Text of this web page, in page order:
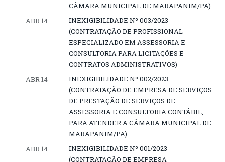
CÂMARA MUNICIPAL DE MARAPANIM/PA)
ABR 14
INEXIGIBILIDADE Nº 003/2023
(CONTRATAÇÃO DE PROFISSIONAL
ESPECIALIZADO EM ASSESSORIA E
CONSULTORIA PARA LICITAÇÕES E
CONTRATOS ADMINISTRATIVOS)
ABR 14
INEXIGIBILIDADE Nº 002/2023
(CONTRATAÇÃO DE EMPRESA DE SERVIÇOS
DE PRESTAÇÃO DE SERVIÇOS DE
ASSESSORIA E CONSULTORIA CONTÁBIL,
PARA ATENDER A CÂMARA MUNICIPAL DE
MARAPANIM/PA)
ABR 14
INEXIGIBILIDADE Nº 001/2023
(CONTRATAÇÃO DE EMPRESA